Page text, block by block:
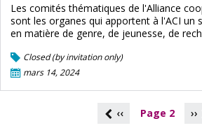
Les comités thématiques de l'Alliance
sont les organes qui apportent à l'ACI un
en matière de genre, de jeunesse, de
Closed (by invitation only)
mars 14, 2024
‹‹ Page 2 ››